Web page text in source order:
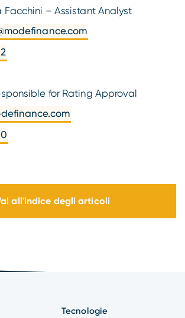
Facchini – Assistant Analyst
for Rating Approval
all'indice degli articoli
Tecnologie